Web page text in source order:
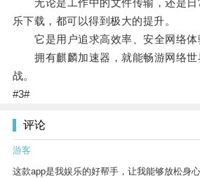
无论是工作中的文件传输，还是日
乐下载，都可以得到极大的提升。
它是用户追求高效率、安全网络体
拥有麒麟加速器，就能畅游网络世
战。
#3#
评论
游客
这款app是我娱乐的好帮手，让我能够放松身